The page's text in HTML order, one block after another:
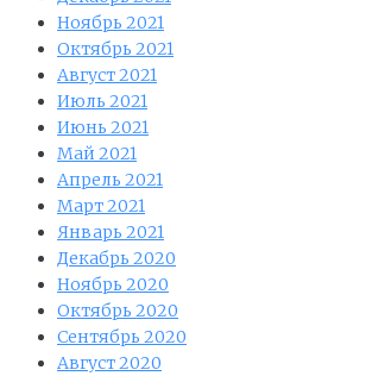
Ноябрь 2021
Октябрь 2021
Август 2021
Июль 2021
Июнь 2021
Май 2021
Апрель 2021
Март 2021
Январь 2021
Декабрь 2020
Ноябрь 2020
Октябрь 2020
Сентябрь 2020
Август 2020